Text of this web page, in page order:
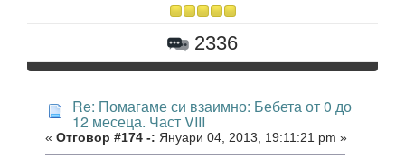
2336
Re: Помагаме си взаимно: Бебета от 0 до
12 месеца. Част VIII
« Отговор #174 -: Януари 04, 2013, 19:11:21 pm »